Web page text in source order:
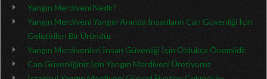
Yangın Merdiveni Nedir?
Yangın Merdiveni Yangın Anında İnsanların Can Güvenliği İçin
Geliştirilen Bir Üründür
Yangın Merdivenleri İnsan Güvenliği İçin Oldukça Önemlidir
Can Güvenliğiniz İçin Yangın Merdiveni Üretiyoruz